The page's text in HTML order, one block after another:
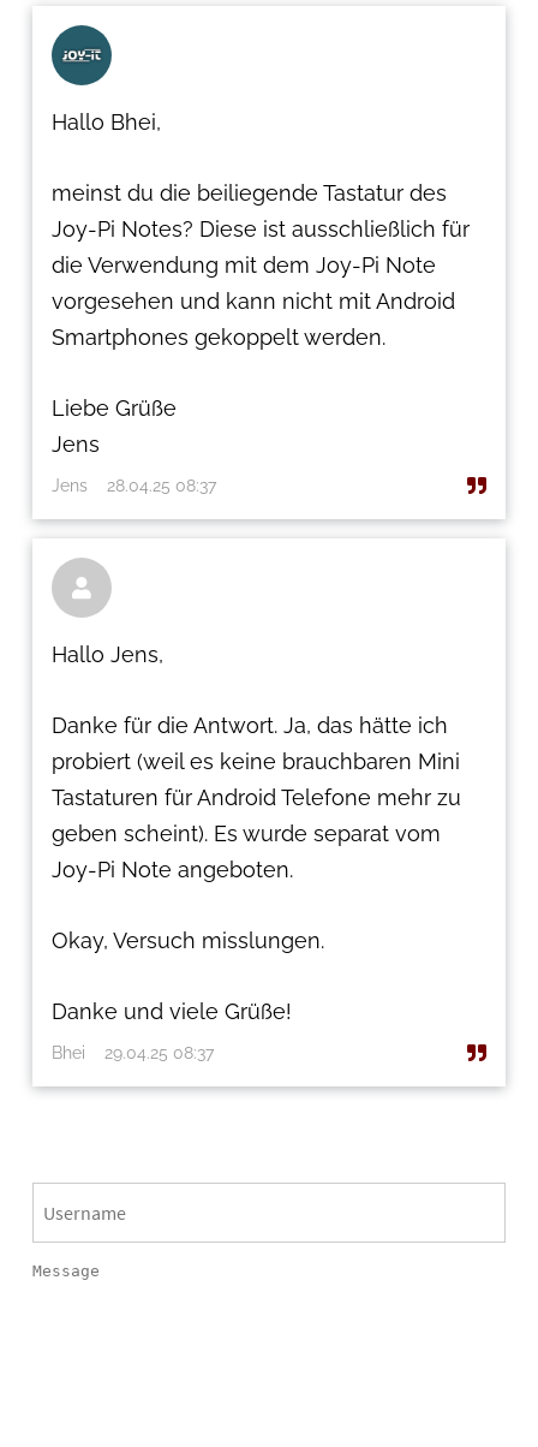
Hallo Bhei,
meinst du die beiliegende Tastatur des
Joy-Pi Notes? Diese ist ausschließlich für
die Verwendung mit dem Joy-Pi Note
vorgesehen und kann nicht mit Android
Smartphones gekoppelt werden.
Liebe Grüße
Jens
Jens 28.04.25 08:37

Hallo Jens,
Danke für die Antwort. Ja, das hätte ich
probiert (weil es keine brauchbaren Mini
Tastaturen für Android Telefone mehr zu
geben scheint). Es wurde separat vom
Joy-Pi Note angeboten.
Okay, Versuch misslungen.
Danke und viele Grüße!
Bhei 29.04.25 08:37